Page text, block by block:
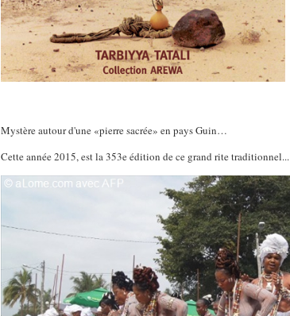
Mystère autour d'une «pierre sacrée» en pays Guin…
Cette année 2015, est la 353e édition de ce grand rite traditionnel...